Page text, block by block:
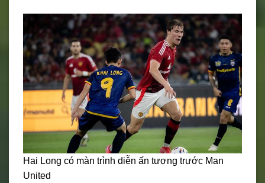
Hai Long có màn trình diễn ấn tượng trước Man
United